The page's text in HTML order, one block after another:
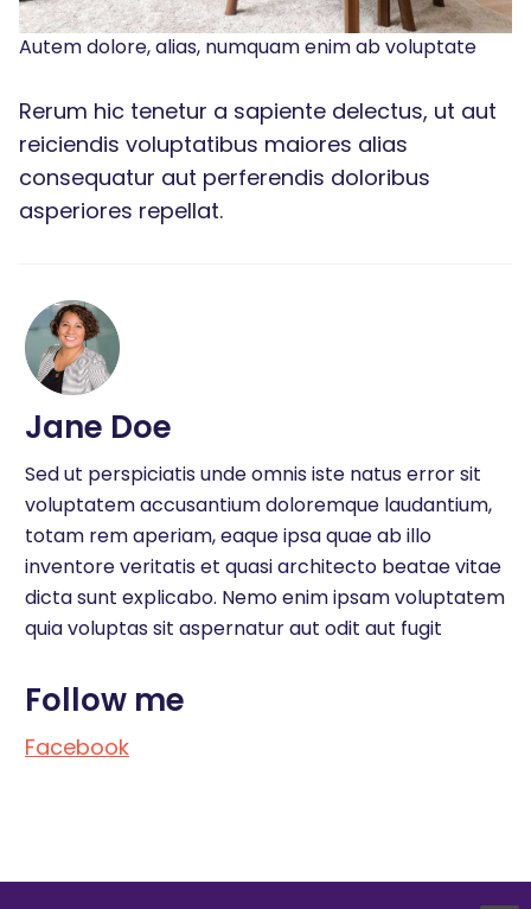
Autem dolore, alias, numquam enim ab voluptate
Rerum hic tenetur a sapiente delectus, ut aut
reiciendis voluptatibus maiores alias
consequatur aut perferendis doloribus
asperiores repellat.
Jane Doe
Sed ut perspiciatis unde omnis iste natus error sit
voluptatem accusantium doloremque laudantium,
totam rem aperiam, eaque ipsa quae ab illo
inventore veritatis et quasi architecto beatae vitae
dicta sunt explicabo. Nemo enim ipsam voluptatem
quia voluptas sit aspernatur aut odit aut fugit
Follow me
Facebook